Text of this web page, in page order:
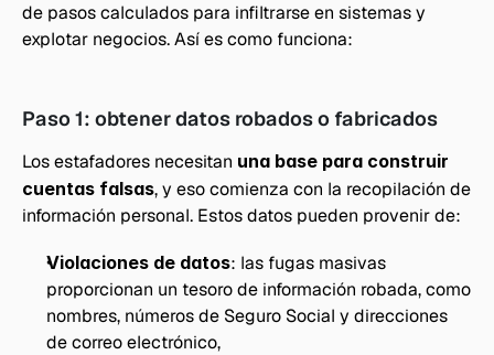
de pasos calculados para infiltrarse en sistemas y
explotar negocios. Así es como funciona:
Paso 1: obtener datos robados o fabricados
Los estafadores necesitan una base para construir
cuentas falsas, y eso comienza con la recopilación de
información personal. Estos datos pueden provenir de:
Violaciones de datos: las fugas masivas
proporcionan un tesoro de información robada, como
nombres, números de Seguro Social y direcciones
de correo electrónico,